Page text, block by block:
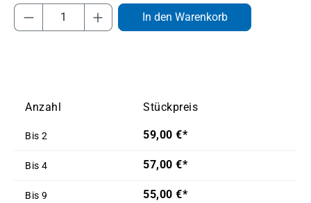
Produkt Anzahl: Gib den gewünschten
In den Warenkorb
Anzahl Stückpreis
Bis 2 59,00 €*
Bis 4 57,00 €*
Bis 9 55,00 €*